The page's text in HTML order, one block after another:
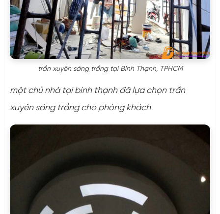
trần xuyên sáng trắng tại Bình Thạnh, TPHCM
một chủ nhà tại bình thạnh đã lựa chọn trần
xuyên sáng trắng cho phòng khách